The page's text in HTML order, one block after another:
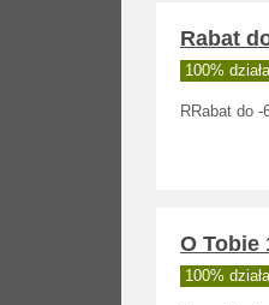
Rabat
100%
RRabat do
O Tobie
100%